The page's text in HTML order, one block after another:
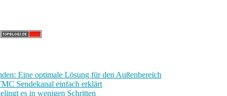
Eine optimale Lösung für den Außenbereich
Sendekanal einfach erklärt
es in wenigen Schritten